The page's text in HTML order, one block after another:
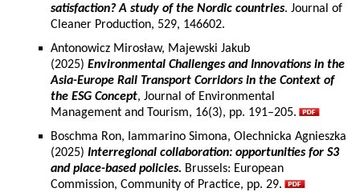
satisfaction? A study of the Nordic countries. Journal of
Cleaner Production, 529, 146602.
Antonowicz Mirosław, Majewski Jakub
(2025) Environmental Challenges and Innovations in the
Asia-Europe Rail Transport Corridors in the Context of
the ESG Concept, Journal of Environmental
Management and Tourism, 16(3), pp. 191–205.
Boschma Ron, Iammarino Simona, Olechnicka Agnieszka
(2025) Interregional collaboration: opportunities for S3
and place-based policies. Brussels: European
Commission, Community of Practice, pp. 29.